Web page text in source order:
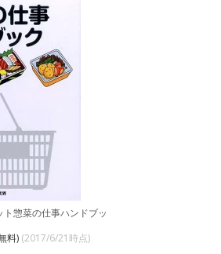
惣菜の仕事ハンドブッ
料) (2017/6/21時点)